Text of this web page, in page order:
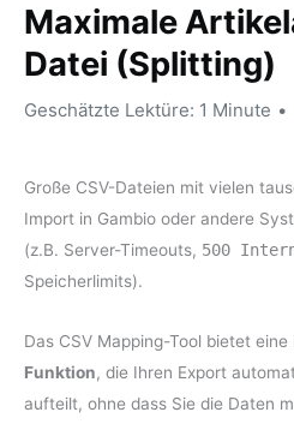
Maximale
Datei (Splitting)
Geschätzte Lektüre: 1 Minute
Große CSV-Dateien mit vielen
Import in Gambio oder andere
(z.B. Server-Timeouts, 500
Speicherlimits).
Das CSV Mapping-Tool bietet
Funktion, die Ihren Export
aufteilt, ohne dass Sie die Daten